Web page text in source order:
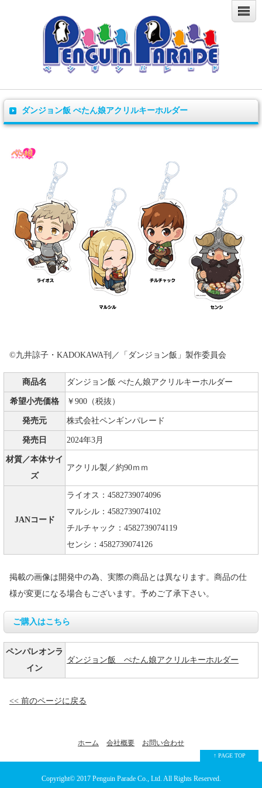
ダンジョン飯 ぺたん娘アクリルキーホルダー
©九井諒子・KADOKAWA刊／「ダンジョン飯」製作委員会
商品名 ダンジョン飯 ぺたん娘アクリルキーホルダー
希望小売価格 ￥900（税抜）
発売元 株式会社ペンギンパレード
発売日 2024年3月
材質／本体サイ
ズ
アクリル製／約90ｍｍ
JANコード
ライオス：4582739074096
マルシル：4582739074102
チルチャック：4582739074119
センシ：4582739074126
掲載の画像は開発中の為、実際の商品とは異なります。商品の仕
様が変更になる場合もございます。予めご了承下さい。
ご購入はこちら
ペンパレオンラ
イン
ダンジョン飯 ぺたん娘アクリルキーホルダー
<< 前のページに戻る
ホーム 会社概要 お問い合わせ
↑ PAGE TOP
Copyright© 2017 Penguin Parade Co., Ltd. All Rights Reserved.